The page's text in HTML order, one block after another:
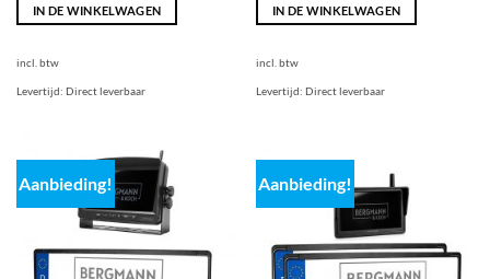
IN DE WINKELWAGEN
incl. btw
Levertijd: Direct leverbaar
IN DE WINKELWAGEN
incl. btw
Levertijd: Direct leverbaar
Aanbieding! Aanbieding!